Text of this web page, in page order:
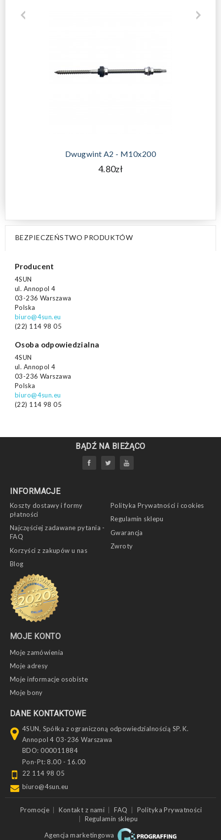
Dwugwint A2 - M10x200
4.80zł
BEZPIECZEŃSTWO PRODUKTÓW
Producent
4SUN
ul. Annopol 4
03-236 Warszawa
Polska
biuro@4sun.eu
(22) 114 98 05
Osoba odpowiedzialna
4SUN
ul. Annopol 4
03-236 Warszawa
Polska
biuro@4sun.eu
(22) 114 98 05
BĄDŹ NA BIEŻĄCO
INFORMACJE
Koszty dostawy i formy
płatności
Najczęściej zadawane pytania -
FAQ
Korzyści z zakupów u nas
Blog
Polityka Prywatności i cookies
Regulamin sklepu
Gwarancja
Zwroty
MOJE KONTO
Moje zamówienia
Moje adresy
Moje informacje osobiste
Moje bony
DANE KONTAKTOWE
4SUN, Spółka z ograniczoną odpowiedzialnością SP. K.
Annopol 4 03-236 Warszawa
BDO: 000011884
Pon-Pt: 8.00 - 16.00
22 114 98 05
biuro@4sun.eu
Promocje Kontakt z nami FAQ
Polityka Prywatności
Regulamin sklepu
Agencja marketingowa